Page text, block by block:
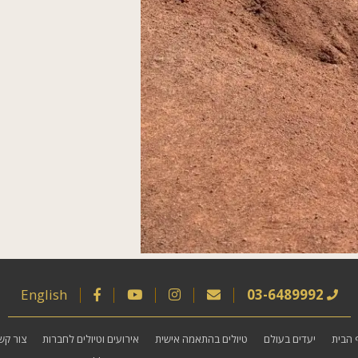
03-6489992
English
הבית יעדים בעולם טיולים בהתאמה אישית אירועים וטיולים לחברות
צור